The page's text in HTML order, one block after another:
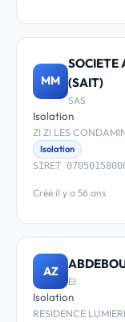
MM
SOCIETE
(SAIT)
SAS
Isolation
ZI ZI LES
Isolation
SIRET
Créé il y a 56 ans
AZ
EI
Isolation
RESIDENCE